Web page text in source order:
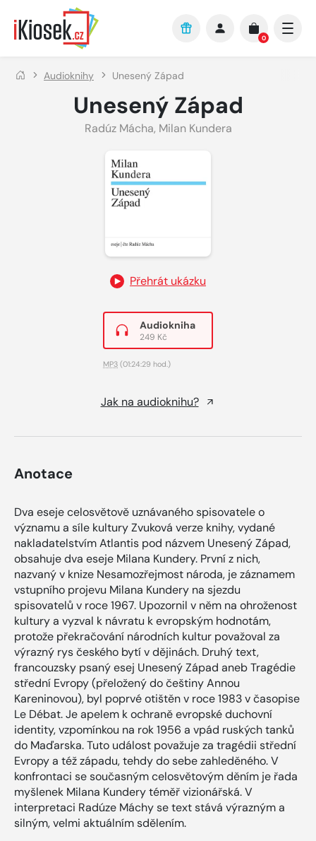
Přejít na hlavní obsah
0
Audioknihy Unesený Západ
Unesený Západ
Radúz Mácha, Milan Kundera
Přehrát ukázku
Audiokniha
249 Kč
MP3 (01:24:29 hod.)
Jak na audioknihu?
Anotace
Dva eseje celosvětově uznávaného spisovatele o
významu a síle kultury Zvuková verze knihy, vydané
nakladatelstvím Atlantis pod názvem Unesený Západ,
obsahuje dva eseje Milana Kundery. První z nich,
nazvaný v knize Nesamozřejmost národa, je záznamem
vstupního projevu Milana Kundery na sjezdu
spisovatelů v roce 1967. Upozornil v něm na ohroženost
kultury a vyzval k návratu k evropským hodnotám,
protože překračování národních kultur považoval za
výrazný rys českého bytí v dějinách. Druhý text,
francouzsky psaný esej Unesený Západ aneb Tragédie
střední Evropy (přeložený do češtiny Annou
Kareninovou), byl poprvé otištěn v roce 1983 v časopise
Le Débat. Je apelem k ochraně evropské duchovní
identity, vzpomínkou na rok 1956 a vpád ruských tanků
do Maďarska. Tuto událost považuje za tragédii střední
Evropy a též západu, tehdy do sebe zahleděného. V
konfrontaci se současným celosvětovým děním je řada
myšlenek Milana Kundery téměř vizionářská. V
interpretaci Radúze Máchy se text stává výrazným a
silným, velmi aktuálním sdělením.